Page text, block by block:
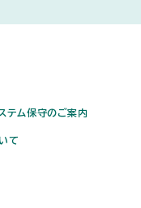
テム保守のご案内
て